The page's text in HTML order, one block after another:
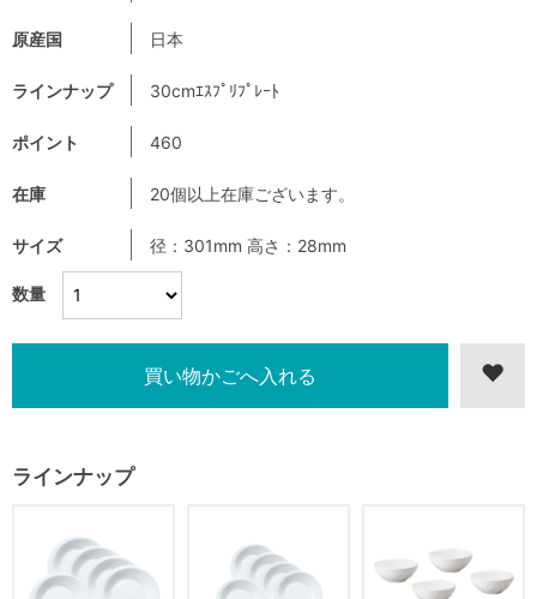
数量
原産国 日本
ラインナップ 30cmｴｽﾌﾟﾘﾌﾟﾚｰﾄ
ポイント 460
在庫 20個以上在庫ございます。
サイズ 径：301mm 高さ：28mm
ラインナップ